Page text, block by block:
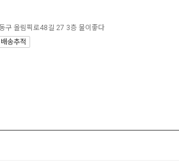
구 올림픽로48길 27 3층 물이좋다
배송추적